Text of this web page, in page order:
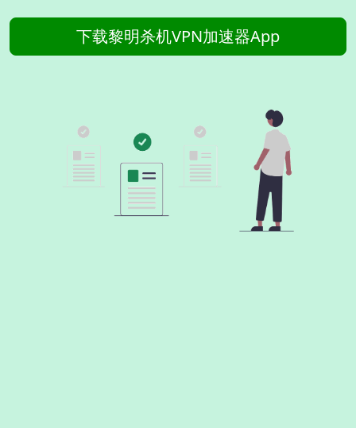
下载黎明杀机VPN加速器App